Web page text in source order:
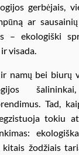
gerbėjais,
ar
– ekologiški
visada.
namų bei biurų
Tad,
tokiu
kitais žodžiais